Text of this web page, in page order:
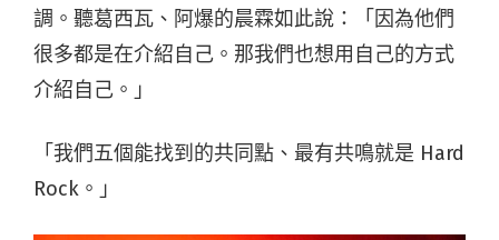
調。聽葛西瓦、阿爆的晨霖如此說：「因為他們
很多都是在介紹自己。那我們也想用自己的方式
介紹自己。」
「我們五個能找到的共同點、最有共鳴就是 Hard
Rock。」